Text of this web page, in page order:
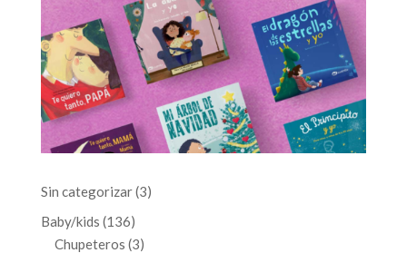
Sin categorizar 33
Baby/kids 136136
productos
Chupeteros 33